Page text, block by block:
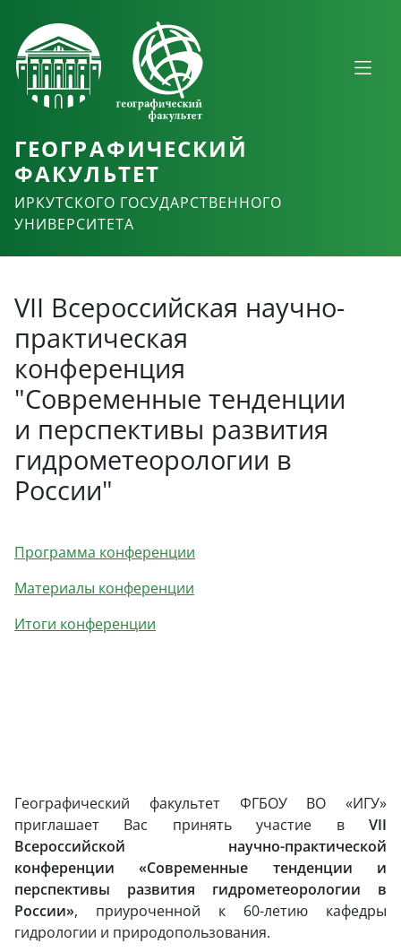
ГЕОГРАФИЧЕСКИЙ
ФАКУЛЬТЕТ
ИРКУТСКОГО ГОСУДАРСТВЕННОГО
УНИВЕРСИТЕТА
VII Всероссийская научно-
практическая
конференция
"Современные тенденции
и перспективы развития
гидрометеорологии в
России"
Программа конференции
Материалы конференции
Итоги конференции
Географический факультет ФГБОУ ВО «ИГУ»
приглашает Вас принять участие в VII
Всероссийской научно-практической
конференции «Современные тенденции и
перспективы развития гидрометеорологии в
России», приуроченной к 60-летию кафедры
гидрологии и природопользования.